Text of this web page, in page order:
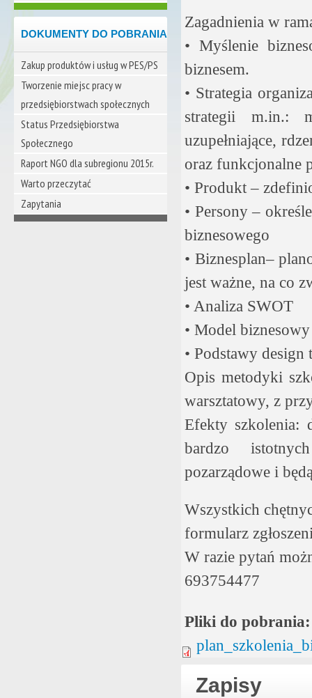
DOKUMENTY DO POBRANIA
Zakup produktów i usług w PES/PS
Tworzenie miejsc pracy w
przedsiębiorstwach społecznych
Status Przedsiębiorstwa
Społecznego
Raport NGO dla subregionu 2015r.
Warto przeczytać
Zapytania
Zagadnienia w
• Myślenie
biznesem.
• Strategia
strategii m.in.:
uzupełniające,
oraz funkcjonalne
• Produkt –
• Persony –
biznesowego
• Biznesplan–
jest ważne, na co
• Analiza SWOT
• Model
• Podstawy
Opis metodyki
warsztatowy, z
Efekty szkolenia:
bardzo
pozarządowe i
Wszystkich
formularz
W razie pytań
693754477
Pliki do
Zapisy